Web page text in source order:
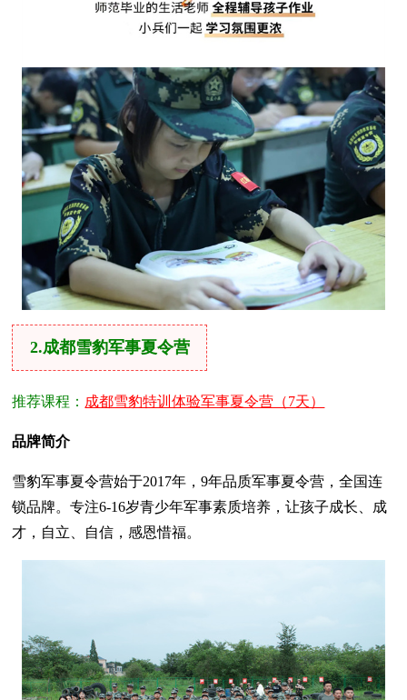
2.成都雪豹军事夏令营
推荐课程： 成都雪豹特训体验军事夏令营（7天）
品牌简介
雪豹军事夏令营始于2017年，9年品质军事夏令营，全国连
锁品牌。专注6-16岁青少年军事素质培养，让孩子成长、成
才，自立、自信，感恩惜福。